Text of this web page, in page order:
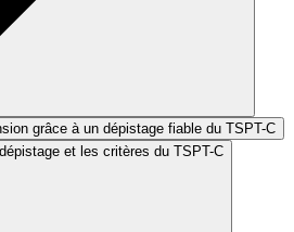
grâce à un dépistage fiable du TSPT-C
et les critères du TSPT-C